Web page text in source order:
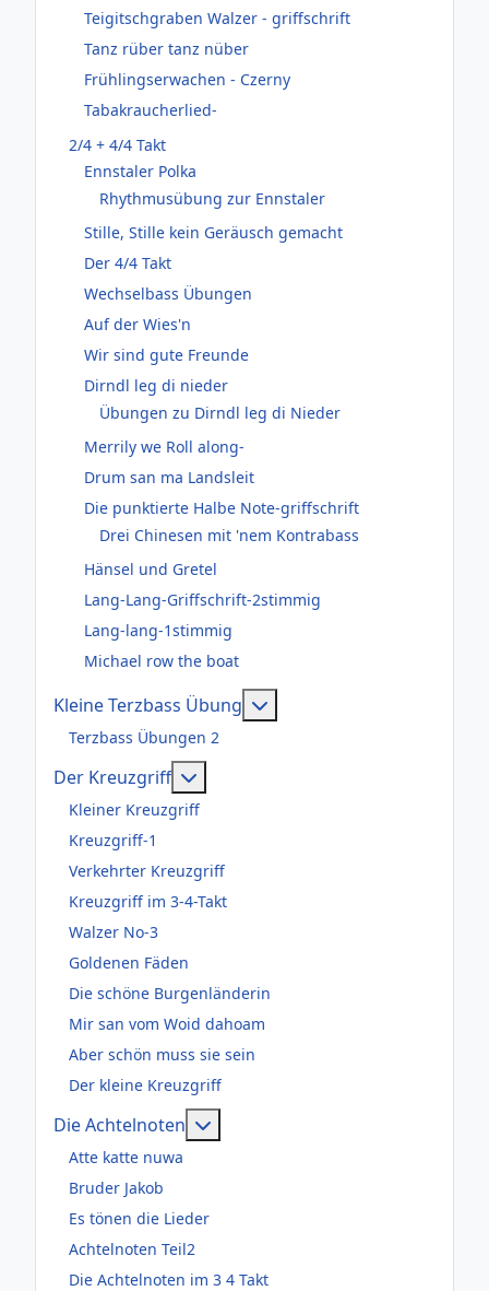
Teigitschgraben Walzer - griffschrift
Tanz rüber tanz nüber
Frühlingserwachen - Czerny
Tabakraucherlied-
2/4 + 4/4 Takt
Ennstaler Polka
Rhythmusübung zur Ennstaler
Stille, Stille kein Geräusch gemacht
Der 4/4 Takt
Wechselbass Übungen
Auf der Wies'n
Wir sind gute Freunde
Dirndl leg di nieder
Übungen zu Dirndl leg di Nieder
Merrily we Roll along-
Drum san ma Landsleit
Die punktierte Halbe Note-griffschrift
Drei Chinesen mit 'nem Kontrabass
Hänsel und Gretel
Lang-Lang-Griffschrift-2stimmig
Lang-lang-1stimmig
Michael row the boat
Kleine Terzbass Übung
Terzbass Übungen 2
Der Kreuzgriff
Kleiner Kreuzgriff
Kreuzgriff-1
Verkehrter Kreuzgriff
Kreuzgriff im 3-4-Takt
Walzer No-3
Goldenen Fäden
Die schöne Burgenländerin
Mir san vom Woid dahoam
Aber schön muss sie sein
Der kleine Kreuzgriff
Die Achtelnoten
Atte katte nuwa
Bruder Jakob
Es tönen die Lieder
Achtelnoten Teil2
Die Achtelnoten im 3 4 Takt